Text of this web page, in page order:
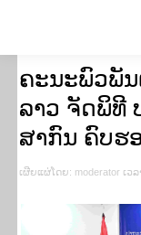
ຄະນະພົວພັນ
ລາວ ຈັດພິທີ
ສາກົນ ຄົບຮ
ເຜີຍ​ແຜ່​ໂດຍ​: moderator ເວ​